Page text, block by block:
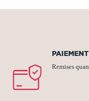
Remises